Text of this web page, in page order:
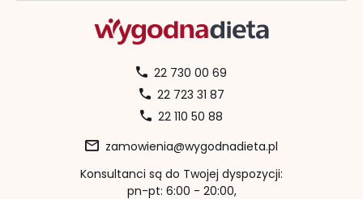
22 730 00 69
22 723 31 87
22 110 50 88
zamowienia@wygodnadieta.pl
Konsultanci są do Twojej dyspozycji:
pn-pt: 6:00 - 20:00,